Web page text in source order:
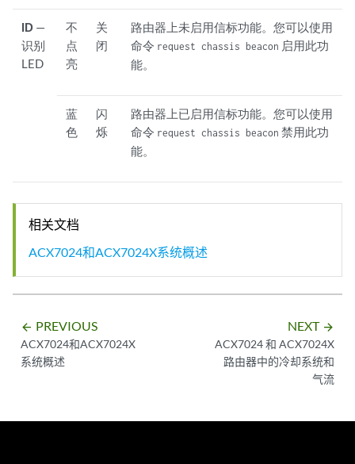
ID —
识别
LED
不
点
亮
关
闭
路由器上未启用信标功能。您可以使用
命令 request chassis beacon 启用此功
能。
蓝
色
闪
烁
路由器上已启用信标功能。您可以使用
命令 request chassis beacon 禁用此功
能。
相关文档
ACX7024和ACX7024X系统概述
arrow_backward PREVIOUS
ACX7024和ACX7024X
系统概述
NEXT arrow_forward
ACX7024 和 ACX7024X
路由器中的冷却系统和
气流